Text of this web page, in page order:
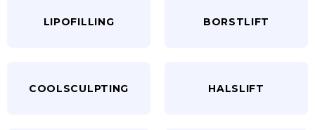
LIPOFILLING BORSTLIFT
COOLSCULPTING HALSLIFT